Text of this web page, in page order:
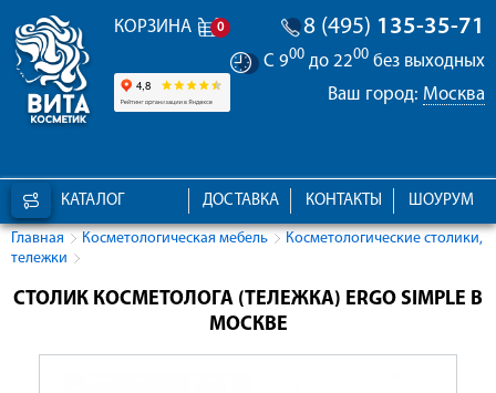
КОРЗИНА 0 8 (495) 135-35-71
С 900 до 2200 без выходных
Ваш город: Москва
КАТАЛОГ ШОУРУМ
КОНТАКТЫ
ДОСТАВКА
Главная Косметологическая мебель
Косметологические столики,
тележки
СТОЛИК КОСМЕТОЛОГА (ТЕЛЕЖКА) ERGO SIMPLE В
МОСКВЕ